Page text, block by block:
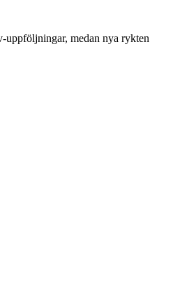
uppföljningar, medan nya rykten